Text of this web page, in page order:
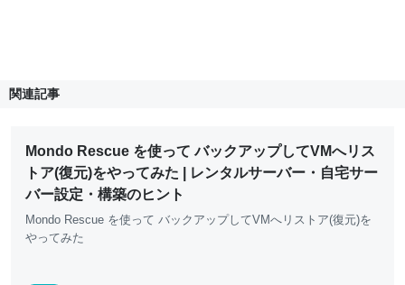
関連記事
Mondo Rescue を使って バックアップしてVMへリス
トア(復元)をやってみた | レンタルサーバー・自宅サー
バー設定・構築のヒント
Mondo Rescue を使って バックアップしてVMへリストア(復元)を
やってみた